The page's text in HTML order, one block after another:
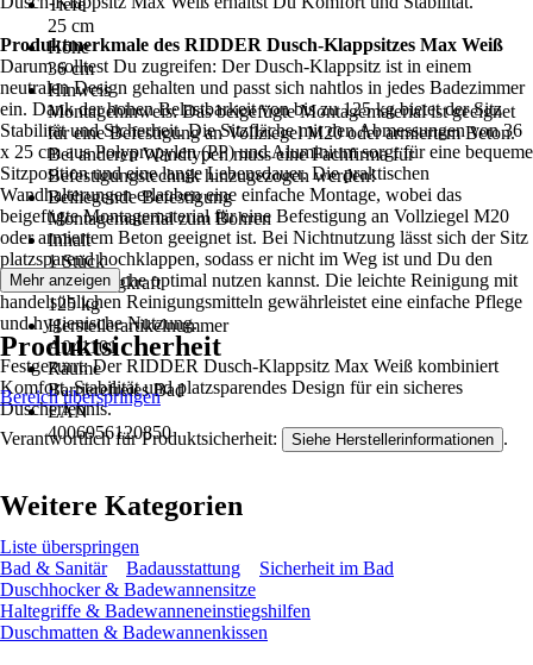
Tiefe
25 cm
Höhe
36 cm
Hinweis
Montagehinweis: Das beigefügte Montagematerial ist geeignet
für eine Befestigung an Vollziegel M20 oder armiertem Beton.
Bei anderen Wandtypen muss eine Fachfirma für
Befestigungstechnik hinzugezogen werden!
Beiliegende Befestigung
Montagematerial zum Bohren
Inhalt
1 Stück
Max. Tragkraft
125 kg
Herstellerartikelnummer
A041101
Räume
Barrierefreies Bad
EAN
4006956120850
Produktmerkmale des RIDDER Dusch-Klappsitzes Max Weiß
Darum solltest Du zugreifen: Der Dusch-Klappsitz ist in einem
neutralen Design gehalten und passt sich nahtlos in jedes Badezimmer
ein. Dank der hohen Belastbarkeit von bis zu 125 kg bietet der Sitz
Stabilität und Sicherheit. Die Sitzfläche mit den Abmessungen von 36
x 25 cm aus Polypropylen (PP) und Aluminium sorgt für eine bequeme
Sitzposition und eine lange Lebensdauer. Die praktischen
Wandhalterungen erlauben eine einfache Montage, wobei das
beigefügte Montagematerial für eine Befestigung an Vollziegel M20
oder armiertem Beton geeignet ist. Bei Nichtnutzung lässt sich der Sitz
platzsparend hochklappen, sodass er nicht im Weg ist und Du den
Platz in der Dusche optimal nutzen kannst. Die leichte Reinigung mit
handelsüblichen Reinigungsmitteln gewährleistet eine einfache Pflege
und hygienische Nutzung.
Festgezurrt: Der RIDDER Dusch-Klappsitz Max Weiß kombiniert
Komfort, Stabilität und platzsparendes Design für ein sicheres
Duscherlebnis.
Mehr anzeigen
Produktsicherheit
Bereich überspringen
Verantwortlich für Produktsicherheit: Siehe Herstellerinformationen .
Weitere Kategorien
Liste überspringen
Bad & Sanitär
Badausstattung
Sicherheit im Bad
Duschhocker & Badewannensitze
Haltegriffe & Badewanneneinstiegshilfen
Duschmatten & Badewannenkissen